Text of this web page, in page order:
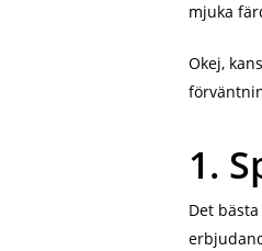
mjuka
Okej,
1.
Det